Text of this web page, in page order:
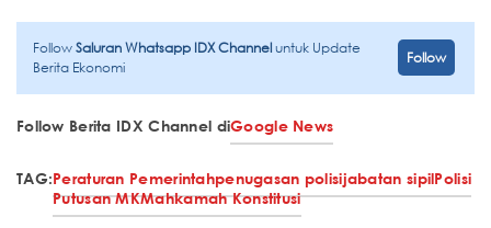
FollowSaluran Whatsapp IDX Channeluntuk Update
Berita Ekonomi
Follow
Follow Berita IDX Channel diGoogle News
TAG:Peraturan Pemerintahpenugasan polisijabatan sipilPolisi
Putusan MKMahkamah Konstitusi